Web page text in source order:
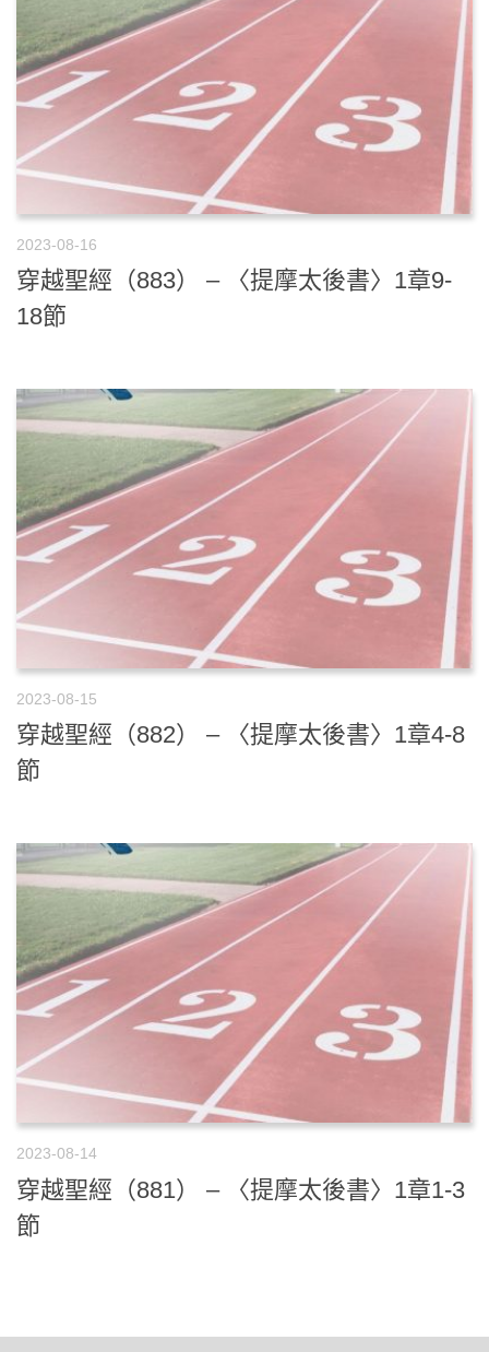
2023-08-16
穿越聖經（883） – 〈提摩太後書〉1章9-
18節
2023-08-15
穿越聖經（882） – 〈提摩太後書〉1章4-8
節
2023-08-14
穿越聖經（881） – 〈提摩太後書〉1章1-3
節